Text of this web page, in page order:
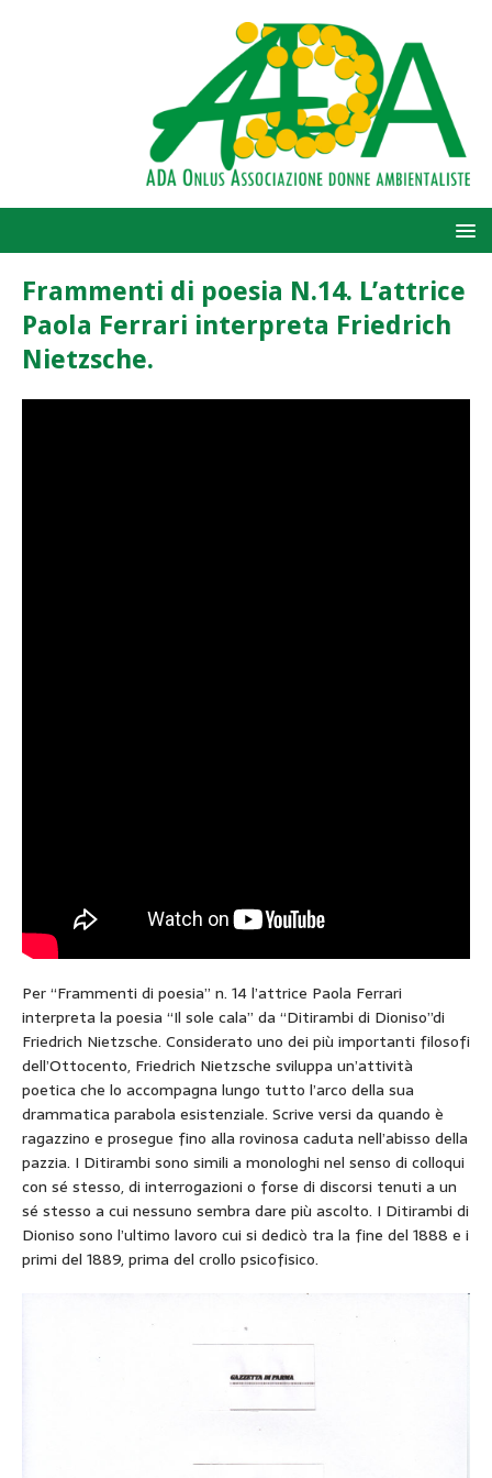
Frammenti di poesia N.14. L’attrice
Paola Ferrari interpreta Friedrich
Nietzsche.
Per “Frammenti di poesia” n. 14 l’attrice Paola Ferrari
interpreta la poesia “Il sole cala” da “Ditirambi di Dioniso”di
Friedrich Nietzsche. Considerato uno dei più importanti filosofi
dell’Ottocento, Friedrich Nietzsche sviluppa un’attività
poetica che lo accompagna lungo tutto l’arco della sua
drammatica parabola esistenziale. Scrive versi da quando è
ragazzino e prosegue fino alla rovinosa caduta nell’abisso della
pazzia. I Ditirambi sono simili a monologhi nel senso di colloqui
con sé stesso, di interrogazioni o forse di discorsi tenuti a un
sé stesso a cui nessuno sembra dare più ascolto. I Ditirambi di
Dioniso sono l’ultimo lavoro cui si dedicò tra la fine del 1888 e i
primi del 1889, prima del crollo psicofisico.